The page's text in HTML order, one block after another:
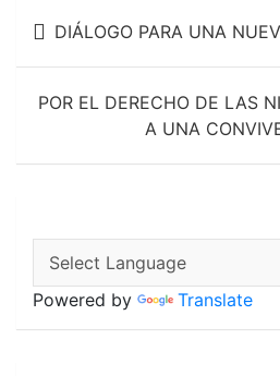
Navegación
de
entradas
DIÁLOGO PARA UNA
POR EL DERECHO DE LAS
A UNA
Powered by Translate